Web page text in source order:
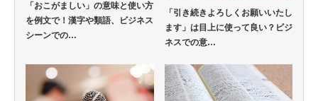
「おこがましい」の意味と使い方
を例文で！漢字や類語、ビジネス
シーンでの…
「引き続きよろしくお願いいたし
ます」は目上に使って良い？ビジ
ネスでの意…